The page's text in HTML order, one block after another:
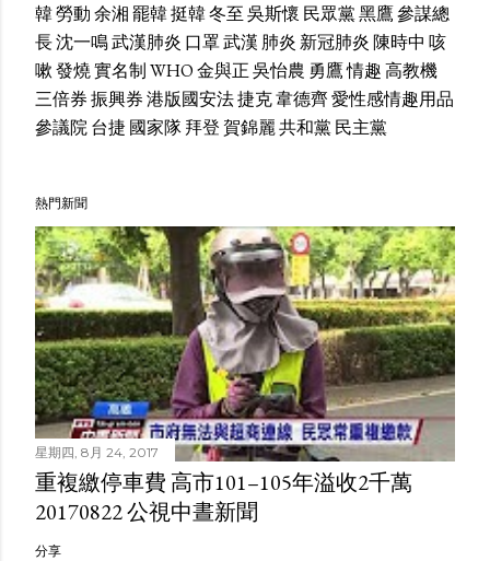
韓勞動余湘罷韓挺韓冬至吳斯懷 民眾黨黑鷹參謀總
長沈一鳴武漢肺炎 口罩武漢 肺炎 新冠肺炎陳時中 咳
嗽發燒實名制WHO金與正吳怡農 勇鷹情趣高教機
三倍券振興券港版國安法捷克韋德齊愛性感情趣用品
參議院台捷 國家隊拜登賀錦麗共和黨民主黨
熱門新聞
星期四, 8月 24, 2017
重複繳停車費 高市101–105年溢收2千萬
20170822 公視中晝新聞
分享